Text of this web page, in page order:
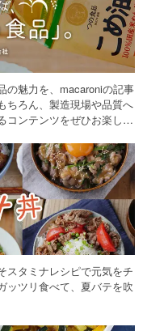
の魅力を、macaroniの記事
ちろん、製造現場や品質へ
コンテンツをぜひお楽しみ
スタミナレシピで元気をチ
ッツリ食べて、夏バテを吹